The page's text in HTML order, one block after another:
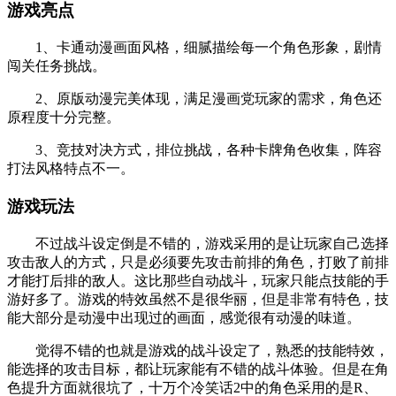
游戏亮点
1、卡通动漫画面风格，细腻描绘每一个角色形象，剧情
闯关任务挑战。
2、原版动漫完美体现，满足漫画党玩家的需求，角色还
原程度十分完整。
3、竞技对决方式，排位挑战，各种卡牌角色收集，阵容
打法风格特点不一。
游戏玩法
不过战斗设定倒是不错的，游戏采用的是让玩家自己选择
攻击敌人的方式，只是必须要先攻击前排的角色，打败了前排
才能打后排的敌人。这比那些自动战斗，玩家只能点技能的手
游好多了。游戏的特效虽然不是很华丽，但是非常有特色，技
能大部分是动漫中出现过的画面，感觉很有动漫的味道。
觉得不错的也就是游戏的战斗设定了，熟悉的技能特效，
能选择的攻击目标，都让玩家能有不错的战斗体验。但是在角
色提升方面就很坑了，十万个冷笑话2中的角色采用的是R、